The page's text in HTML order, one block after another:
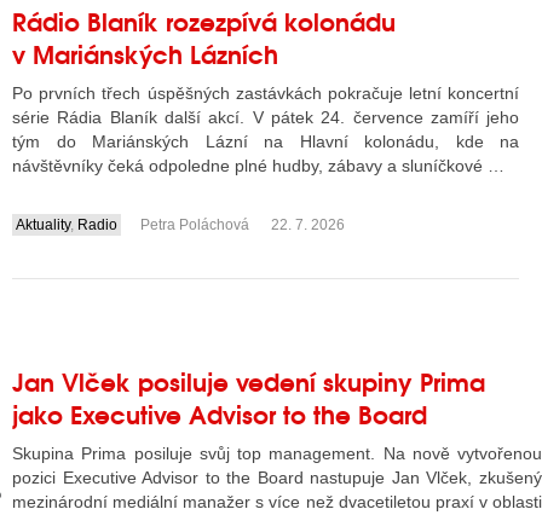
TISK
STÁT BLOGEREM
BLOGERA
DISKUTÉRA NA RADIOTV
STARŠÍCH DISKUZÍ
Rádio Blaník rozezpívá kolonádu
v Mariánských Lázních
Po prvních třech úspěšných zastávkách pokračuje letní koncertní
série Rádia Blaník další akcí. V pátek 24. července zamíří jeho
tým do Mariánských Lázní na Hlavní kolonádu, kde na
návštěvníky čeká odpoledne plné hudby, zábavy a sluníčkové …
....
Aktuality, Radio Petra Poláchová 22. 7. 2026
Jan Vlček posiluje vedení skupiny Prima
jako Executive Advisor to the Board
Skupina Prima posiluje svůj top management. Na nově vytvořenou
pozici Executive Advisor to the Board nastupuje Jan Vlček, zkušený
mezinárodní mediální manažer s více než dvacetiletou praxí v oblasti